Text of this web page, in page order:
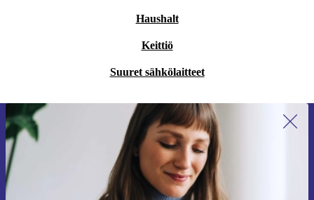
Haushalt
Keittiö
Suuret sähkölaitteet
Liity ensimmäistä kertaa uutiskirjeen
tilaajaksi ja säästä 15 €!
Älä missaa enää yhtäkään tarjousta.